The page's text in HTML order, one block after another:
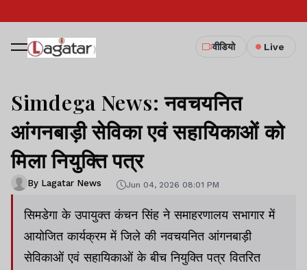
वीडियो Live
Simdega News: नवचयनित
आंगनबाड़ी सेविका एवं सहायिकाओं को
मिला नियुक्ति पत्र
By Lagatar News Jun 04, 2026 08:01 PM
सिमडेगा के उपायुक्त कंचन सिंह ने समाहरणालय सभागार में
आयोजित कार्यक्रम में जिले की नवचयनित आंगनबाड़ी
सेविकाओं एवं सहायिकाओं के बीच नियुक्ति पत्र वितरित